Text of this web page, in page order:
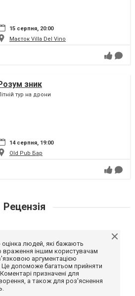
15 серпня, 20:00
Маєток Villa Del Vino
зник
тур на дрони
14 серпня, 19:00
Old Pub Бар
Рецензія
оцінка людей, які бажають
враження іншим користувачам
аргументацією
Це допоможе багатьом прийняти
призначені для
а також для роз'яснення